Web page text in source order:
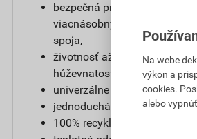
bezpečná prevádzka, nízke
viacnásobným tesniacim
spoja,
životnosť až 100 rokov –
húževnatosť, dlhodobú
univerzálne použitie,
jednoduchá montáž,
100% recyklovateľnosť,
Na webe
výkon a
cookies.
alebo